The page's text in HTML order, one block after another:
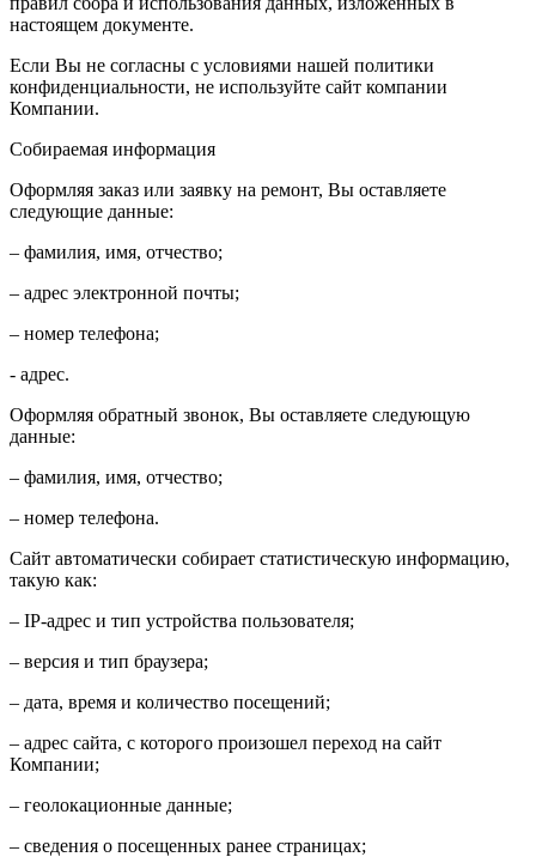
настоящем документе.
Если Вы не согласны с условиями нашей политики
конфиденциальности, не используйте сайт компании
Компании.
Собираемая информация
Оформляя заказ или заявку на ремонт, Вы оставляете
следующие данные:
– фамилия, имя, отчество;
– адрес электронной почты;
– номер телефона;
- адрес.
Оформляя обратный звонок, Вы оставляете следующую
данные:
– фамилия, имя, отчество;
– номер телефона.
Сайт автоматически собирает статистическую информацию,
такую как:
– IP-адрес и тип устройства пользователя;
– версия и тип браузера;
– дата, время и количество посещений;
– адрес сайта, с которого произошел переход на сайт
Компании;
– геолокационные данные;
– сведения о посещенных ранее страницах;